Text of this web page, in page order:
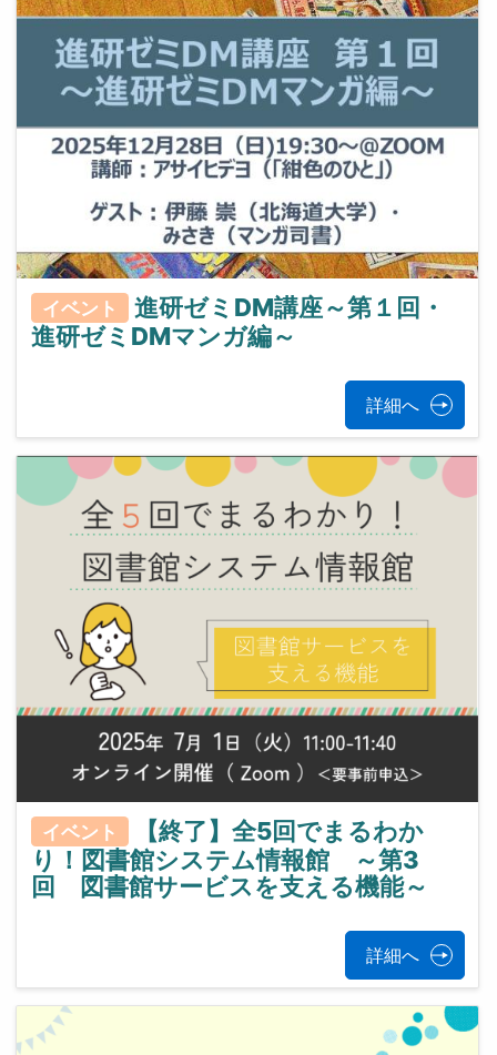
イベント
進研ゼミDM講座～第１回・
進研ゼミDMマンガ編～
詳細へ
イベント
【終了】全5回でまるわか
り！図書館システム情報館 ～第3
回 図書館サービスを支える機能～
詳細へ